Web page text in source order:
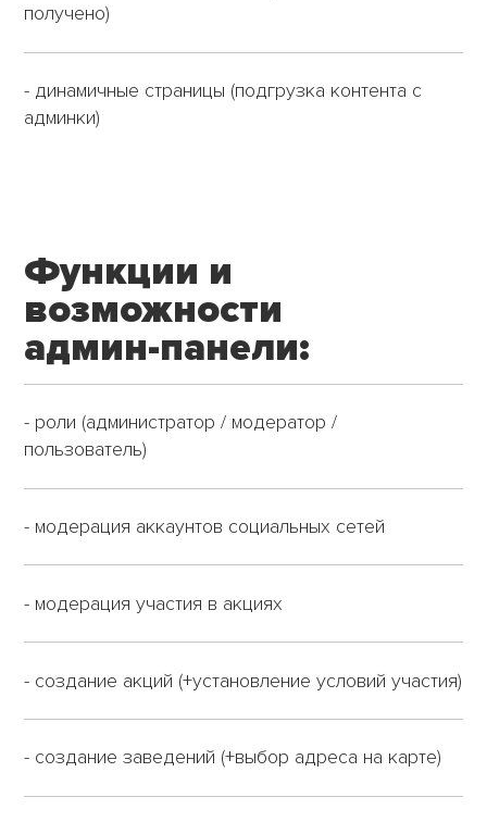
получено)
- динамичные страницы (подгрузка контента с
админки)
Функции и
возможности
админ-панели:
- роли (администратор / модератор /
пользователь)
- модерация аккаунтов социальных сетей
- модерация участия в акциях
- создание акций (+установление условий участия)
- создание заведений (+выбор адреса на карте)